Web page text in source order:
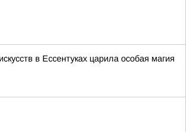
в Ессентуках царила особая магия